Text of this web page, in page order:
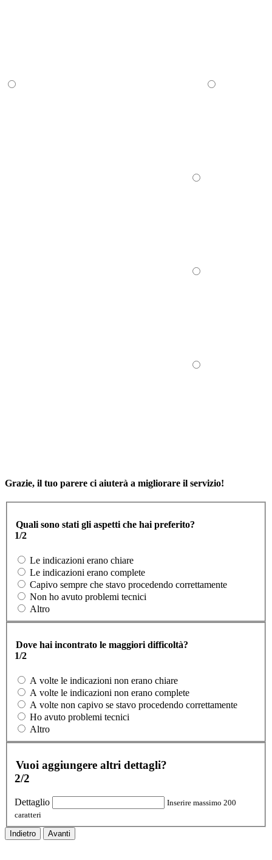
Grazie, il tuo parere ci aiuterà a migliorare il servizio!
Quali sono stati gli aspetti che hai preferito?
1/2
Le indicazioni erano chiare
Le indicazioni erano complete
Capivo sempre che stavo procedendo correttamente
Non ho avuto problemi tecnici
Altro
Dove hai incontrato le maggiori difficoltà?
1/2
A volte le indicazioni non erano chiare
A volte le indicazioni non erano complete
A volte non capivo se stavo procedendo correttamente
Ho avuto problemi tecnici
Altro
Vuoi aggiungere altri dettagli?
2/2
Dettaglio
Inserire massimo 200
caratteri
Indietro Avanti